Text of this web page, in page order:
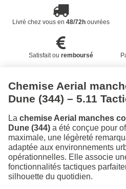
Livré chez vous en 48/72houvrées
Satisfait ou remboursé
Chemise Aerial
Dune (344) – 5.11
La chemise Aerial manches
Dune (344) a été conçue pour
maximale, une légèreté
adaptée aux environnements
opérationnelles. Elle associe
fonctionnalités tactiques
silhouette du quotidien.